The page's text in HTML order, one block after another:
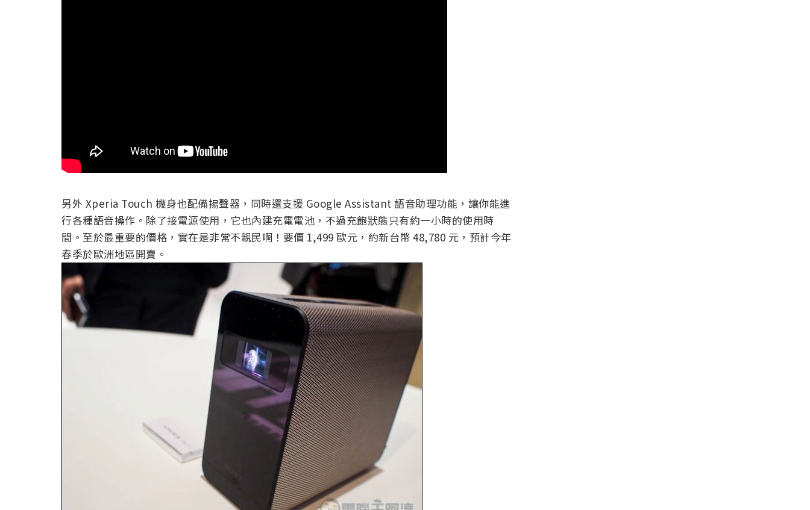
另外 Xperia Touch 機身也配備揚聲器，同時還支援 Google Assistant 語音助理功能，讓你能進
行各種語音操作。除了接電源使用，它也內建充電電池，不過充飽狀態只有約一小時的使用時
間。至於最重要的價格，實在是非常不親民啊！要價 1,499 歐元，約新台幣 48,780 元，預計今年
春季於歐洲地區開賣。